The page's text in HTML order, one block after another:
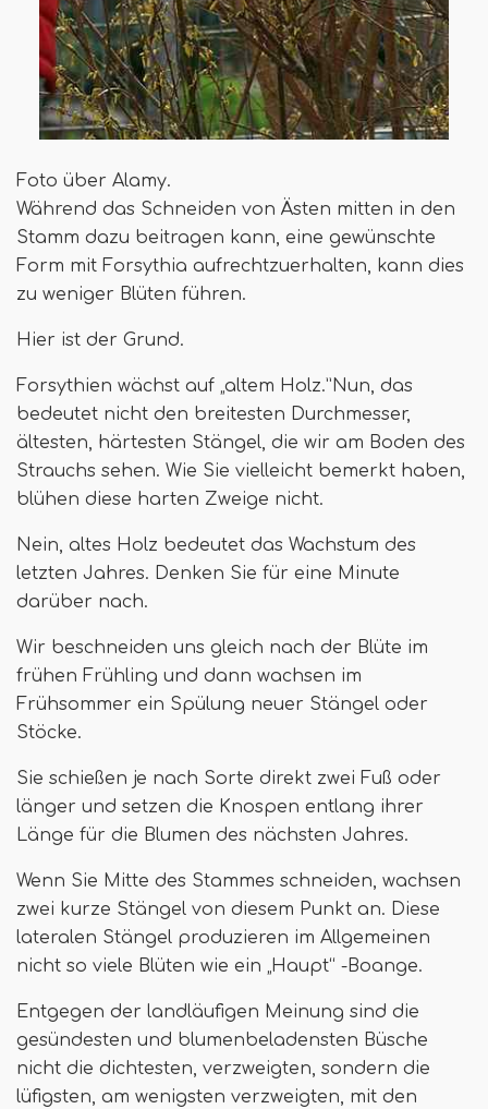
Foto über Alamy.
Während das Schneiden von Ästen mitten in den
Stamm dazu beitragen kann, eine gewünschte
Form mit Forsythia aufrechtzuerhalten, kann dies
zu weniger Blüten führen.
Hier ist der Grund.
Forsythien wächst auf „altem Holz.”Nun, das
bedeutet nicht den breitesten Durchmesser,
ältesten, härtesten Stängel, die wir am Boden des
Strauchs sehen. Wie Sie vielleicht bemerkt haben,
blühen diese harten Zweige nicht.
Nein, altes Holz bedeutet das Wachstum des
letzten Jahres. Denken Sie für eine Minute
darüber nach.
Wir beschneiden uns gleich nach der Blüte im
frühen Frühling und dann wachsen im
Frühsommer ein Spülung neuer Stängel oder
Stöcke.
Sie schießen je nach Sorte direkt zwei Fuß oder
länger und setzen die Knospen entlang ihrer
Länge für die Blumen des nächsten Jahres.
Wenn Sie Mitte des Stammes schneiden, wachsen
zwei kurze Stängel von diesem Punkt an. Diese
lateralen Stängel produzieren im Allgemeinen
nicht so viele Blüten wie ein „Haupt“ -Boange.
Entgegen der landläufigen Meinung sind die
gesündesten und blumenbeladensten Büsche
nicht die dichtesten, verzweigten, sondern die
lüfigsten, am wenigsten verzweigten, mit den